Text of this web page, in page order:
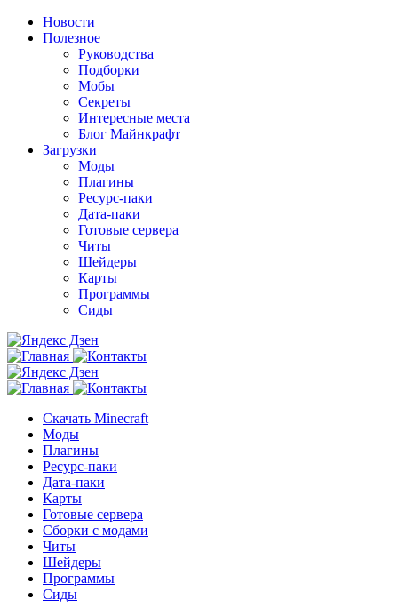
Новости
Полезное
Руководства
Подборки
Мобы
Секреты
Интересные места
Блог Майнкрафт
Загрузки
Моды
Плагины
Ресурс-паки
Дата-паки
Готовые сервера
Читы
Шейдеры
Карты
Программы
Сиды
Скачать Minecraft
Моды
Плагины
Ресурс-паки
Дата-паки
Карты
Готовые сервера
Сборки с модами
Читы
Шейдеры
Программы
Сиды